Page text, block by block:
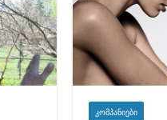
ᲙᲝᲛᲞᲐᲜᲘᲔᲑᲘ